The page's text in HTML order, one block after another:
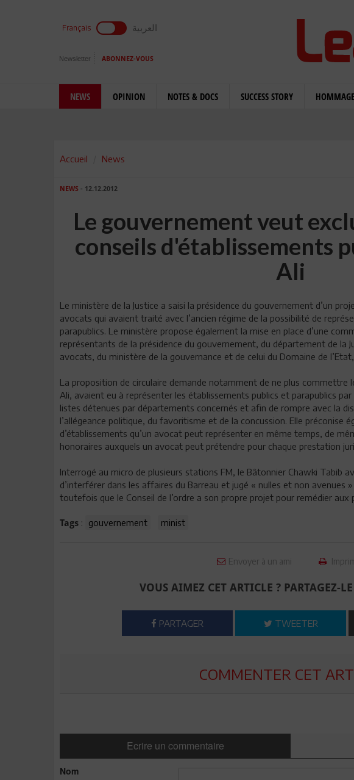
Français العربية
Newsletter ABONNEZ-VOUS
NEWS OPINION NOTES & DOCS SUCCESS STORY
Accueil News
NEWS - 12.12.2012
Le gouvernement veut
conseils d'établissements
Ali
Le ministère de la Justice a saisi la présidence du gouvernement d’un
avocats qui avaient traité avec l’ancien régime de la possibilité de
parapublics. Le ministère propose également la mise en place d’une
représentants de la présidence du gouvernement, du département de la
avocats, du ministère de la gouvernance et de celui du Domaine de
La proposition de circulaire demande notamment de ne plus commettre
Ali, avaient eu à représenter les établissements publics et parapublics
listes détenues par départements concernés et afin de rompre avec la
l’allégeance politique, du favoritisme et de la concussion. Elle préconise
d’établissements qu’un avocat peut représenter en même temps, de
honoraires auxquels un avocat peut prétendre pour chaque prestation
Interrogé au micro de plusieurs stations FM, le Bâtonnier Chawki Tabib
d’interférer dans les affaires du Barreau et jugé « nulles et non avenues
toutefois que le Conseil de l’ordre a son propre projet pour remédier
Tags : gouvernement minist
Envoyer à un ami
VOUS AIMEZ CET ARTICLE ? PARTAGEZ-
PARTAGER TWEETER
COMMENTER CET
Ecrire un commentaire
Nom